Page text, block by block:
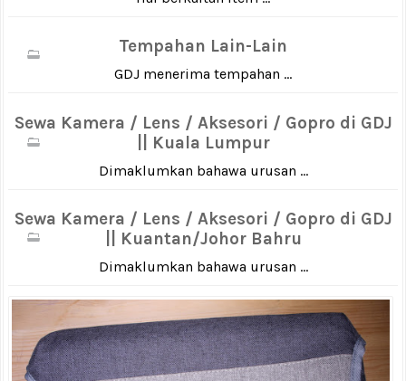
Tempahan Lain-Lain
GDJ menerima tempahan ...
Sewa Kamera / Lens / Aksesori / Gopro di GDJ
|| Kuala Lumpur
Dimaklumkan bahawa urusan ...
Sewa Kamera / Lens / Aksesori / Gopro di GDJ
|| Kuantan/Johor Bahru
Dimaklumkan bahawa urusan ...